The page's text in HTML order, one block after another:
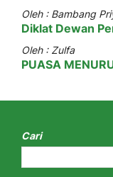
Oleh : Bambang
Diklat Dewan
Oleh : Zulfa
PUASA
Cari